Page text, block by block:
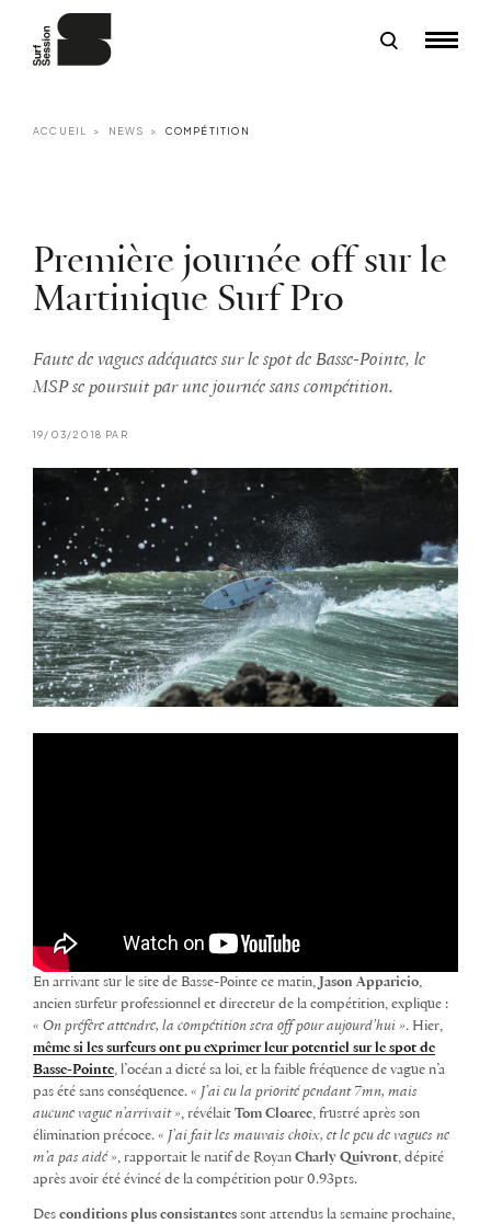
ACCUEIL NEWS COMPÉTITION
Première journée off sur le
Martinique Surf Pro
Faute de vagues adéquates sur le spot de Basse-Pointe, le
MSP se poursuit par une journée sans compétition.
19/03/2018 PAR
En arrivant sur le site de Basse-Pointe ce matin, Jason Apparicio,
ancien surfeur professionnel et directeur de la compétition, explique :
« On préfère attendre, la compétition sera off pour aujourd’hui ». Hier,
même si les surfeurs ont pu exprimer leur potentiel sur le spot de
Basse-Pointe, l’océan a dicté sa loi, et la faible fréquence de vague n’a
pas été sans conséquence. « J’ai eu la priorité pendant 7mn, mais
aucune vague n’arrivait », révélait Tom Cloarec, frustré après son
élimination précoce. « J’ai fait les mauvais choix, et le peu de vagues ne
m’a pas aidé », rapportait le natif de Royan Charly Quivront, dépité
après avoir été évincé de la compétition pour 0.93pts.
Des conditions plus consistantes sont attendus la semaine prochaine,